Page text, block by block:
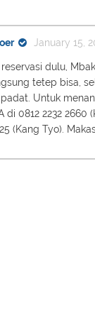
January 15,
dulu,
tetep bisa,
Untuk
di 0812 2232 2660
(Kang Tyo).